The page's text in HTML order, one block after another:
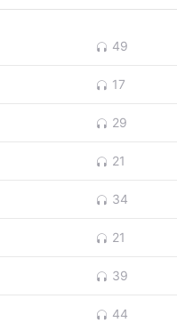
49
17
29
21
34
21
39
44